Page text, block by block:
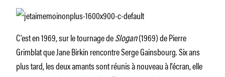
C’est en 1969, sur le tournage deSlogan(1969) de Pierre
Grimblat que Jane Birkin rencontre Serge Gainsbourg. Six ans
plus tard, les deux amants sont réunis à nouveau à l’écran, elle